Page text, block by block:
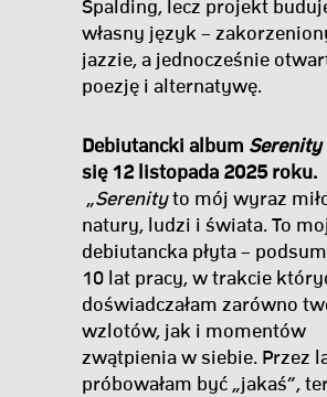
Spalding, lecz projekt
własny język –
jazzie, a jednocześnie
poezję i alternatywę.
Debiutancki album Serenity
się 12 listopada 2025 roku.
„Serenityto mój wyraz
natury, ludzi i świata. To
debiutancka płyta –
10 lat pracy, w trakcie
doświadczałam zarówno
wzlotów, jak i momentów
zwątpienia w siebie. Przez
próbowałam być „jakaś”,